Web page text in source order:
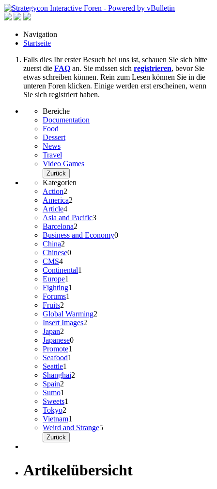
Navigation
Startseite
Falls dies Ihr erster Besuch bei uns ist, schauen Sie sich bitte
zuerst die FAQ an. Sie müssen sich registrieren, bevor Sie
etwas schreiben können. Rein zum Lesen können Sie in die
unteren Foren klicken. Einige werden erst erscheinen, wenn
Sie sich registriert haben.
Bereiche
Documentation
Food
Dessert
News
Travel
Video Games
Zurück
Kategorien
Action2
America2
Article4
Asia and Pacific3
Barcelona2
Business and Economy0
China2
Chinese0
CMS4
Continental1
Europe1
Fighting1
Forums1
Fruits2
Global Warming2
Insert Images2
Japan2
Japanese0
Promote1
Seafood1
Seattle1
Shanghai2
Spain2
Sumo1
Sweets1
Tokyo2
Vietnam1
Weird and Strange5
Zurück
Artikelübersicht